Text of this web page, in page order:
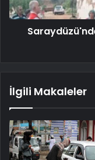
İlgili Makaleler